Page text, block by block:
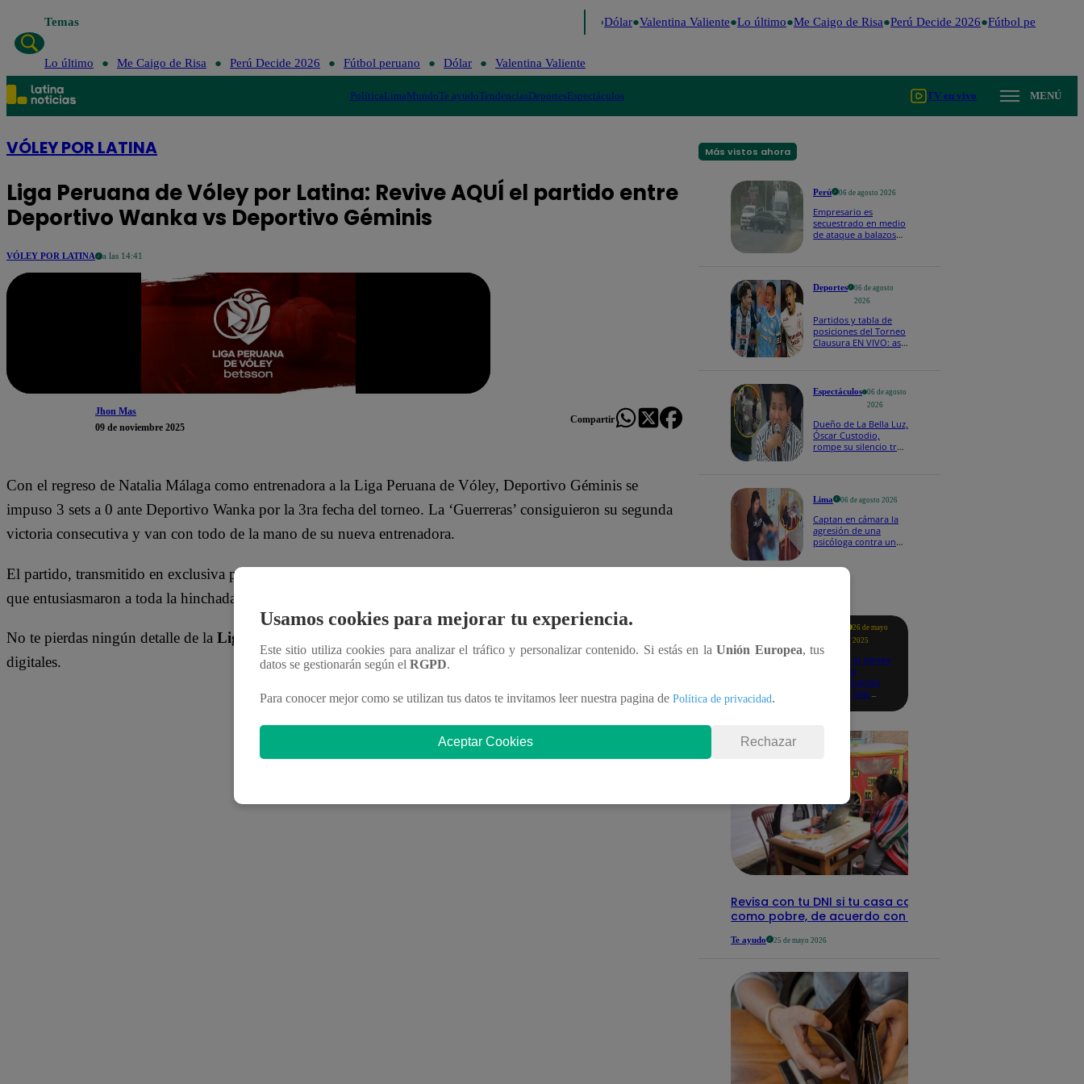
Temas Dólar Valentina Valiente Lo último Me Caigo de Risa Perú Decide 2026 Fútbol peruano
Lo último Me Caigo de Risa Perú Decide 2026 Fútbol peruano Dólar Valentina Valiente
PolíticaLimaMundoTe ayudoTendenciasDeportesEspectáculos TV en vivo MENÚ
VÓLEY POR LATINA
Liga Peruana de Vóley por Latina: Revive AQUÍ el partido entre
Deportivo Wanka vs Deportivo Géminis
VÓLEY POR LATINA a las 14:41
Jhon Mas
09 de noviembre 2025
Compartir
Con el regreso de Natalia Málaga como entrenadora a la Liga Peruana de Vóley, Deportivo Géminis se
impuso 3 sets a 0 ante Deportivo Wanka por la 3ra fecha del torneo. La ‘Guerreras’ consiguieron su segunda
victoria consecutiva y van con todo de la mano de su nueva entrenadora.
El partido, transmitido en exclusiva por
que entusiasmaron a toda la hinchada del vóley peruano.
No te pierdas ningún detalle de la Liga Peruana de Vóley 2025
digitales.
Siguiente artículo
Más vistos ahora
Perú 06 de agosto 2026
Empresario es
secuestrado en medio
de ataque a balazos
Deportes
06 de agosto
2026
Partidos y tabla de
posiciones del Torneo
Clausura EN VIVO: así
Espectáculos
06 de agosto
2026
Dueño de La Bella Luz,
Óscar Custodio,
rompe su silencio tras
Lima 06 de agosto 2026
Captan en cámara la
agresión de una
psicóloga contra un
madre denuncia
maltratos contínuos
26 de mayo
2025
Revisa si tienes
deudas
consultando
con tu DNI:
Revisa con tu DNI si tu casa califica
como pobre, de acuerdo con el Sisfoh
Te ayudo 25 de mayo 2026
Usamos cookies para mejorar tu experiencia.
Este sitio utiliza cookies para analizar el tráfico y personalizar contenido. Si estás en laUnión Europea, tus
datos se gestionarán según el RGPD.
Para conocer mejor como se utilizan tus datos te invitamos leer nuestra pagina de Política de privacidad.
Aceptar Cookies Rechazar